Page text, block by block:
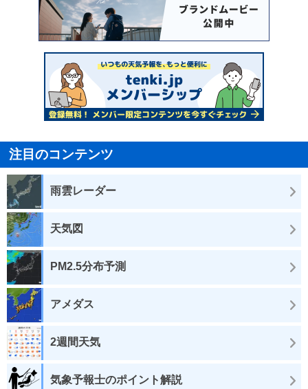
注目のコンテンツ
雨雲レーダー
天気図
PM2.5分布予測
アメダス
2週間天気
気象予報士のポイント解説